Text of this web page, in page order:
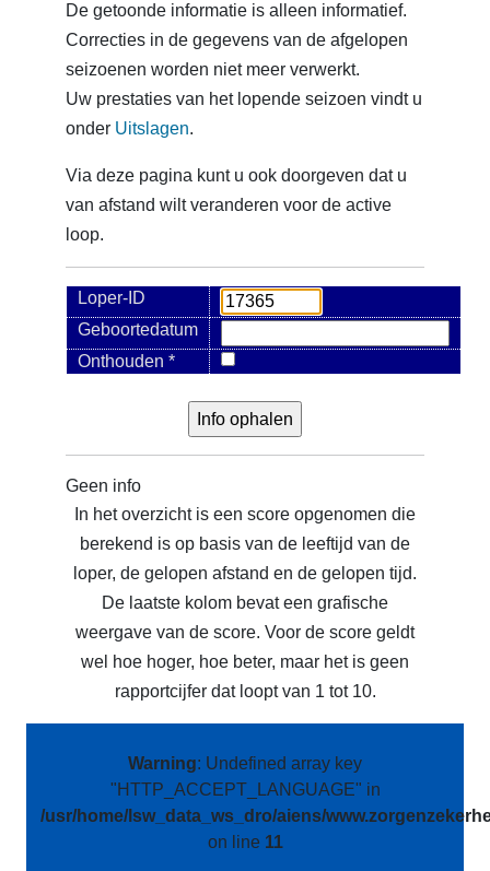
De getoonde informatie is alleen informatief.
Correcties in de gegevens van de afgelopen
seizoenen worden niet meer verwerkt.
Uw prestaties van het lopende seizoen vindt u
onder Uitslagen.
Via deze pagina kunt u ook doorgeven dat u
van afstand wilt veranderen voor de active
loop.
Loper-ID
Geboortedatum
Onthouden *
Geen info
In het overzicht is een score opgenomen die
berekend is op basis van de leeftijd van de
loper, de gelopen afstand en de gelopen tijd.
De laatste kolom bevat een grafische
weergave van de score. Voor de score geldt
wel hoe hoger, hoe beter, maar het is geen
rapportcijfer dat loopt van 1 tot 10.
Warning: Undefined array key
"HTTP_ACCEPT_LANGUAGE" in
/usr/home/lsw_data_ws_dro/aiens/
on line 11